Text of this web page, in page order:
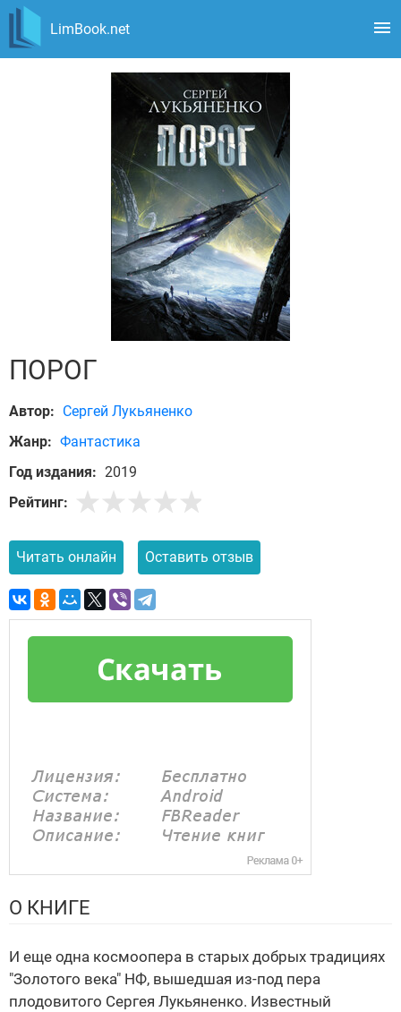
LimBook.net
ПОРОГ
Автор: Сергей Лукьяненко
Жанр: Фантастика
Год издания: 2019
Рейтинг:
Читать онлайн Оставить отзыв
О КНИГЕ
И еще одна космоопера в старых добрых традициях
"Золотого века" НФ, вышедшая из-под пера
плодовитого Сергея Лукьяненко. Известный